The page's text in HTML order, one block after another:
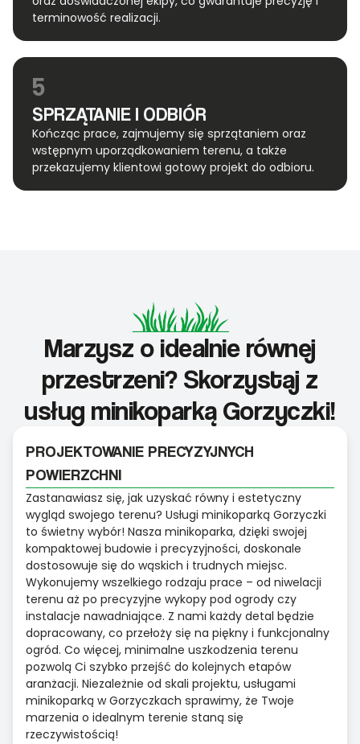
terminowość realizacji.
5
SPRZĄTANIE I ODBIÓR
Kończąc prace, zajmujemy się sprzątaniem oraz
wstępnym uporządkowaniem terenu, a także
przekazujemy klientowi gotowy projekt do odbioru.
Marzysz o idealnie równej
przestrzeni? Skorzystaj z
usług minikoparką Gorzyczki!
PROJEKTOWANIE PRECYZYJNYCH
POWIERZCHNI
Zastanawiasz się, jak uzyskać równy i estetyczny
wygląd swojego terenu? Usługi minikoparką Gorzyczki
to świetny wybór! Nasza minikoparka, dzięki swojej
kompaktowej budowie i precyzyjności, doskonale
dostosowuje się do wąskich i trudnych miejsc.
Wykonujemy wszelkiego rodzaju prace – od niwelacji
terenu aż po precyzyjne wykopy pod ogrody czy
instalacje nawadniające. Z nami każdy detal będzie
dopracowany, co przełoży się na piękny i funkcjonalny
ogród. Co więcej, minimalne uszkodzenia terenu
pozwolą Ci szybko przejść do kolejnych etapów
aranżacji. Niezależnie od skali projektu, usługami
minikoparką w Gorzyczkach sprawimy, że Twoje
marzenia o idealnym terenie staną się
rzeczywistością!